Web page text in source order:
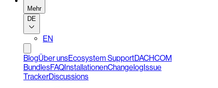
Mehr
DE
EN
BlogÜber unsEcosystem SupportDACHCOM
BundlesFAQInstallationenChangelogIssue
TrackerDiscussions